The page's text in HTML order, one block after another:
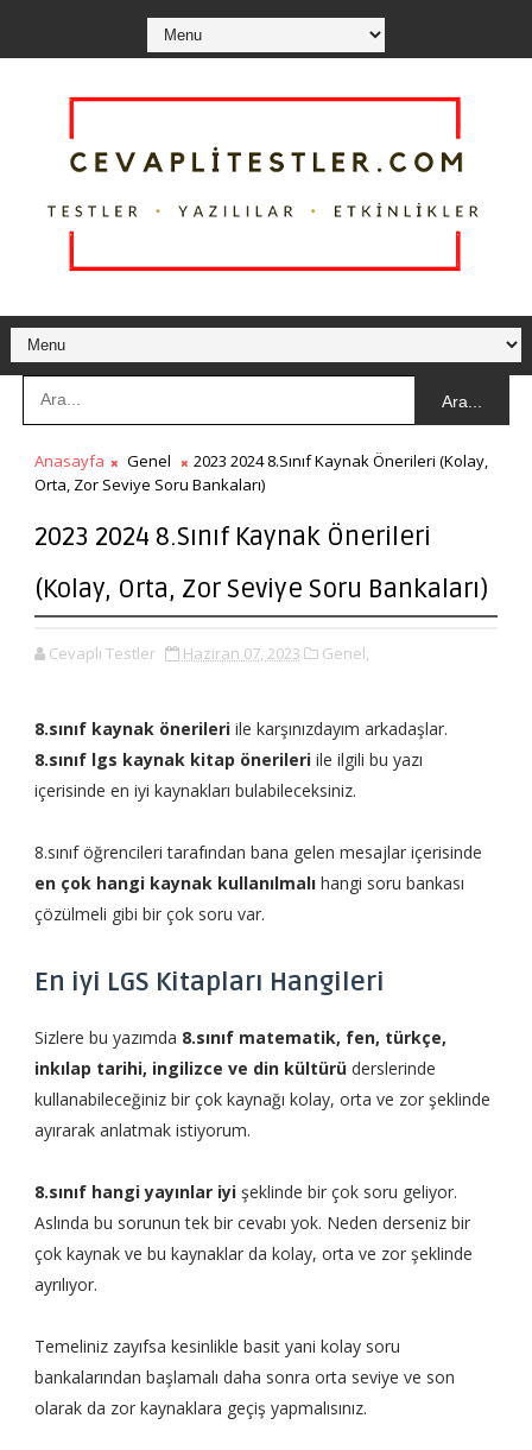
Ara...
Anasayfa Genel
2023 2024 8.Sınıf Kaynak Önerileri (Kolay,
Orta, Zor Seviye Soru Bankaları)
2023 2024 8.Sınıf Kaynak Önerileri
(Kolay, Orta, Zor Seviye Soru Bankaları)
Cevaplı Testler Haziran 07, 2023 Genel,
8.sınıf kaynak önerileriile karşınızdayım arkadaşlar.
8.sınıf lgs kaynak kitap önerileriile ilgili bu yazı
içerisinde en iyi kaynakları bulabileceksiniz.
8.sınıf öğrencileri tarafından bana gelen mesajlar içerisinde
en çok hangi kaynak kullanılmalıhangi soru bankası
çözülmeli gibi bir çok soru var.
En iyi LGS Kitapları Hangileri
Sizlere bu yazımda 8.sınıf matematik, fen, türkçe,
inkılap tarihi, ingilizce ve din kültürüderslerinde
kullanabileceğiniz bir çok kaynağı kolay, orta ve zor şeklinde
ayırarak anlatmak istiyorum.
8.sınıf hangi yayınlar iyişeklinde bir çok soru geliyor.
Aslında bu sorunun tek bir cevabı yok. Neden derseniz bir
çok kaynak ve bu kaynaklar da kolay, orta ve zor şeklinde
ayrılıyor.
Temeliniz zayıfsa kesinlikle basit yani kolay soru
bankalarından başlamalı daha sonra orta seviye ve son
olarak da zor kaynaklara geçiş yapmalısınız.